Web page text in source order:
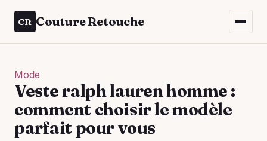
CR Couture Retouche
Mode
Veste ralph lauren homme :
comment choisir le modèle
parfait pour vous